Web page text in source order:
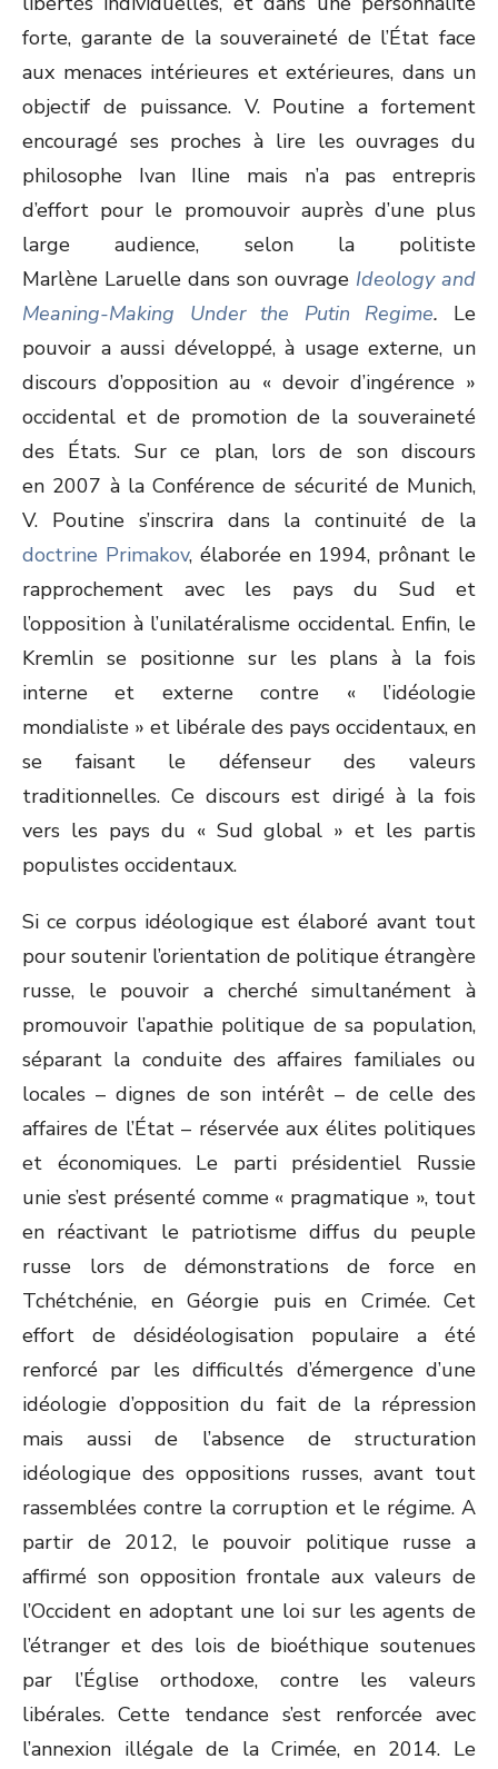
forte, garante de la souveraineté de l’État face
aux menaces intérieures et extérieures, dans un
objectif de puissance. V. Poutine a fortement
encouragé ses proches à lire les ouvrages du
philosophe Ivan Iline mais n’a pas entrepris
d’effort pour le promouvoir auprès d’une plus
large audience, selon la politiste
Marlène Laruelle dans son ouvrage Ideology and
Meaning-Making Under the Putin Regime. Le
pouvoir a aussi développé, à usage externe, un
discours d’opposition au « devoir d’ingérence »
occidental et de promotion de la souveraineté
des États. Sur ce plan, lors de son discours
en 2007 à la Conférence de sécurité de Munich,
V. Poutine s’inscrira dans la continuité de la
doctrine Primakov, élaborée en 1994, prônant le
rapprochement avec les pays du Sud et
l’opposition à l’unilatéralisme occidental. Enfin, le
Kremlin se positionne sur les plans à la fois
interne et externe contre « l’idéologie
mondialiste » et libérale des pays occidentaux, en
se faisant le défenseur des valeurs
traditionnelles. Ce discours est dirigé à la fois
vers les pays du « Sud global » et les partis
populistes occidentaux.
Si ce corpus idéologique est élaboré avant tout
pour soutenir l’orientation de politique étrangère
russe, le pouvoir a cherché simultanément à
promouvoir l’apathie politique de sa population,
séparant la conduite des affaires familiales ou
locales – dignes de son intérêt – de celle des
affaires de l’État – réservée aux élites politiques
et économiques. Le parti présidentiel Russie
unie s’est présenté comme « pragmatique », tout
en réactivant le patriotisme diffus du peuple
russe lors de démonstrations de force en
Tchétchénie, en Géorgie puis en Crimée. Cet
effort de désidéologisation populaire a été
renforcé par les difficultés d’émergence d’une
idéologie d’opposition du fait de la répression
mais aussi de l’absence de structuration
idéologique des oppositions russes, avant tout
rassemblées contre la corruption et le régime. A
partir de 2012, le pouvoir politique russe a
affirmé son opposition frontale aux valeurs de
l’Occident en adoptant une loi sur les agents de
l’étranger et des lois de bioéthique soutenues
par l’Église orthodoxe, contre les valeurs
libérales. Cette tendance s’est renforcée avec
l’annexion illégale de la Crimée, en 2014. Le